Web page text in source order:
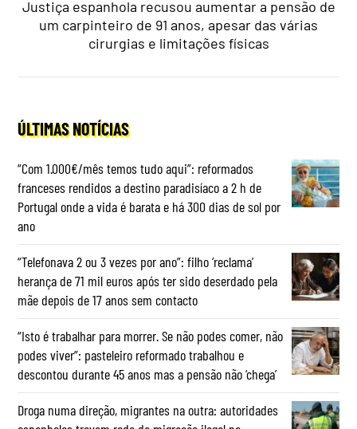
Justiça espanhola recusou aumentar a pensão de
um carpinteiro de 91 anos, apesar das várias
cirurgias e limitações físicas
ÚLTIMAS NOTÍCIAS
“Com 1.000€/mês temos tudo aqui”: reformados
franceses rendidos a destino paradisíaco a 2 h de
Portugal onde a vida é barata e há 300 dias de sol por
ano
“Telefonava 2 ou 3 vezes por ano”: filho ‘reclama’
herança de 71 mil euros após ter sido deserdado pela
mãe depois de 17 anos sem contacto
“Isto é trabalhar para morrer. Se não podes comer, não
podes viver”: pasteleiro reformado trabalhou e
descontou durante 45 anos mas a pensão não ‘chega’
Droga numa direção, migrantes na outra: autoridades